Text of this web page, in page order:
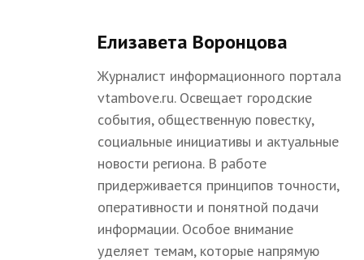
Елизавета Воронцова
Журналист информационного портала
vtambove.ru. Освещает городские
события, общественную повестку,
социальные инициативы и актуальные
новости региона. В работе
придерживается принципов точности,
оперативности и понятной подачи
информации. Особое внимание
уделяет темам, которые напрямую